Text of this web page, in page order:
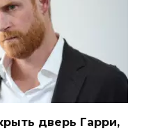
дверь Гарри,